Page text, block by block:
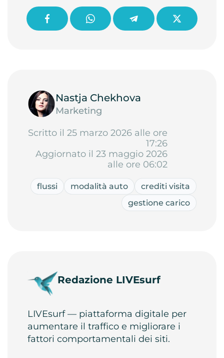
Nastja Chekhova
Marketing
Scritto il 25 marzo 2026 alle ore
17:26
Aggiornato il 23 maggio 2026
alle ore 06:02
flussi modalità auto
crediti visita
gestione carico
Redazione LIVEsurf
LIVEsurf — piattaforma digitale per
aumentare il traffico e migliorare i
fattori comportamentali dei siti.